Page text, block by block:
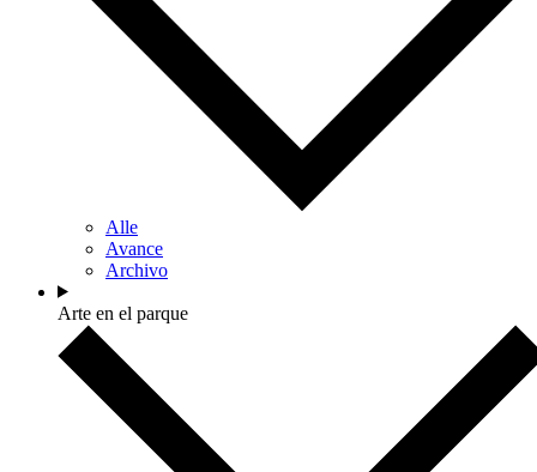
Alle
Avance
Archivo
Arte en el parque